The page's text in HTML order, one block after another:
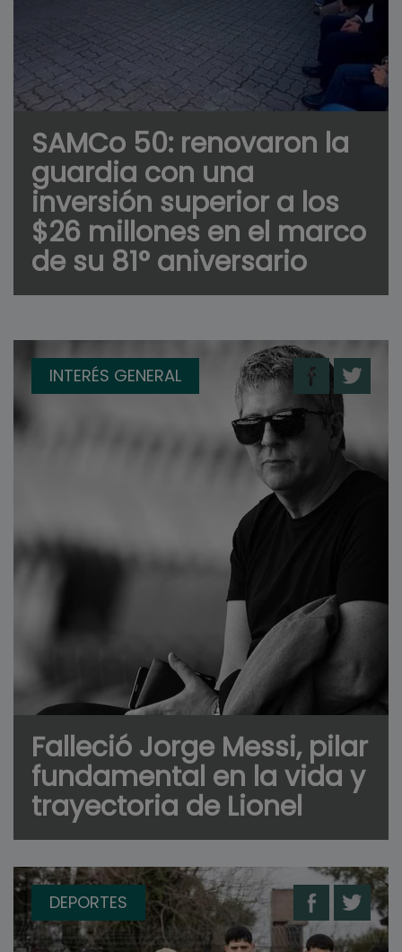
SAMCo 50: renovaron la
guardia con una
inversión superior a los
$26 millones en el marco
de su 81° aniversario
INTERÉS GENERAL
Falleció Jorge Messi, pilar
fundamental en la vida y
trayectoria de Lionel
DEPORTES